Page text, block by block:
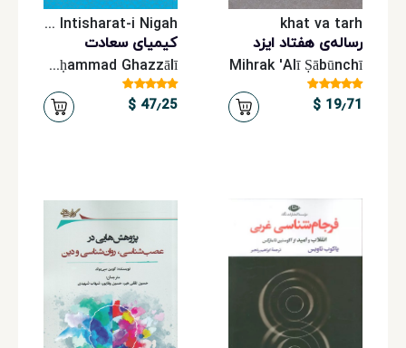
نوجوان
کتاب‌های
آموزشی
اشتراکی
khat va tarh
رساله‌ی هفتاد ایزد
Mihrak 'Alī Ṣābūnchī
19٫71 $
Mu'assisah-i Intisharat-i Nigah
کیمیای سعادت
Muḥammad Ibn-i Muḥammad Ghazzālī
47٫25 $